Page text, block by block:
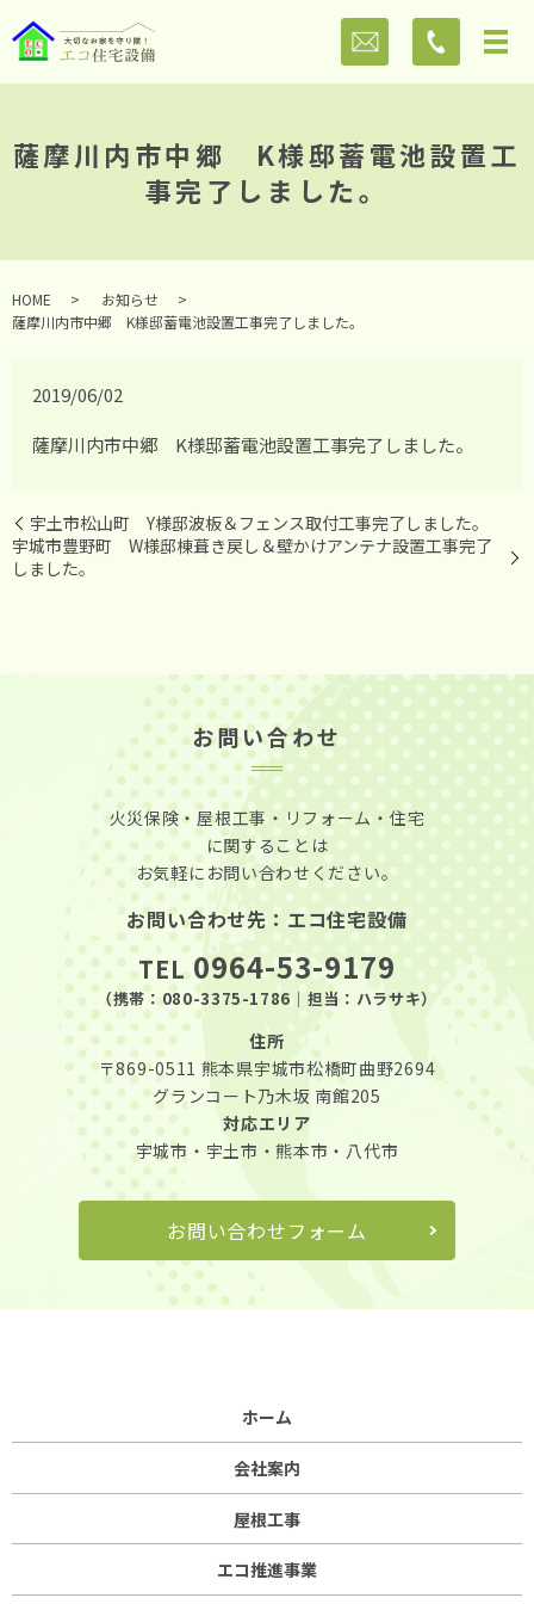
薩摩川内市中郷 K様邸蓄電池設置工
事完了しました。
HOME
お知らせ
薩摩川内市中郷 K様邸蓄電池設置工事完了しました。
2019/06/02
薩摩川内市中郷 K様邸蓄電池設置工事完了しました。
宇土市松山町 Y様邸波板＆フェンス取付工事完了しました。
宇城市豊野町 W様邸棟葺き戻し＆壁かけアンテナ設置工事完了
しました。
お問い合わせ
火災保険・屋根工事・リフォーム・住宅
に関することは
お気軽にお問い合わせください。
お問い合わせ先：エコ住宅設備
TEL0964-53-9179
（携帯：080-3375-1786 ｜担当：ハラサキ）
住所
〒869-0511 熊本県宇城市松橋町曲野2694
グランコート乃木坂 南館205
対応エリア
宇城市・宇土市・熊本市・八代市
お問い合わせフォーム
ホーム
会社案内
屋根工事
エコ推進事業